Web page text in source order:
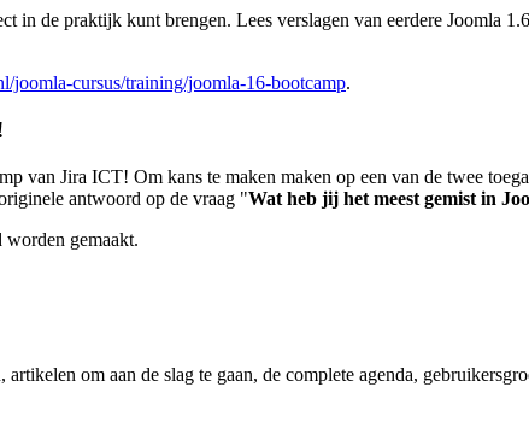
de praktijk kunt brengen. Lees verslagen van eerdere Joomla
joomla-cursus/training/joomla-16-bootcamp.
van Jira ICT! Om kans te maken maken op een van de twee
antwoord op de vraag "Wat heb jij het meest gemist in
gemaakt.
om aan de slag te gaan, de complete agenda,